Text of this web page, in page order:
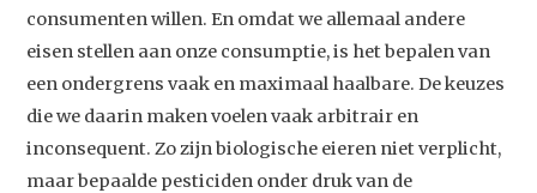
consumenten willen. En omdat we allemaal andere
eisen stellen aan onze consumptie, is het bepalen van
een ondergrens vaak en maximaal haalbare. De keuzes
die we daarin maken voelen vaak arbitrair en
inconsequent. Zo zijn biologische eieren niet verplicht,
maar bepaalde pesticiden onder druk van de